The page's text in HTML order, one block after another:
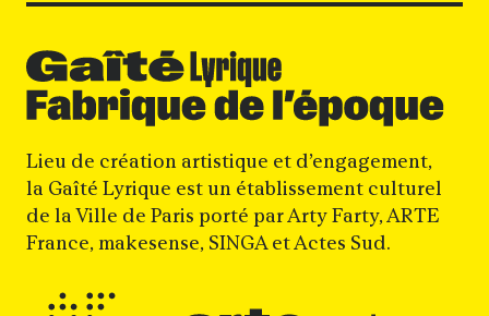
Lieu de création artistique et d’engagement,
la Gaîté Lyrique est un établissement culturel
de la Ville de Paris porté par Arty Farty, ARTE
France, makesense, SINGA et Actes Sud.